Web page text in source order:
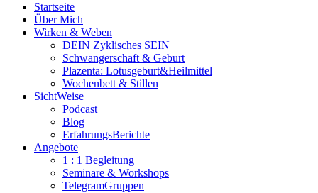
Startseite
Über Mich
Wirken & Weben
DEIN Zyklisches SEIN
Schwangerschaft & Geburt
Plazenta: Lotusgeburt&Heilmittel
Wochenbett & Stillen
SichtWeise
Podcast
Blog
ErfahrungsBerichte
Angebote
1 : 1 Begleitung
Seminare & Workshops
TelegramGruppen